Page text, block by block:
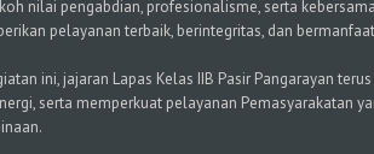
nilai pengabdian, profesionalisme, serta
pelayanan terbaik, berintegritas, dan
ini, jajaran Lapas Kelas IIB Pasir Pangarayan
serta memperkuat pelayanan Pemasyarakatan